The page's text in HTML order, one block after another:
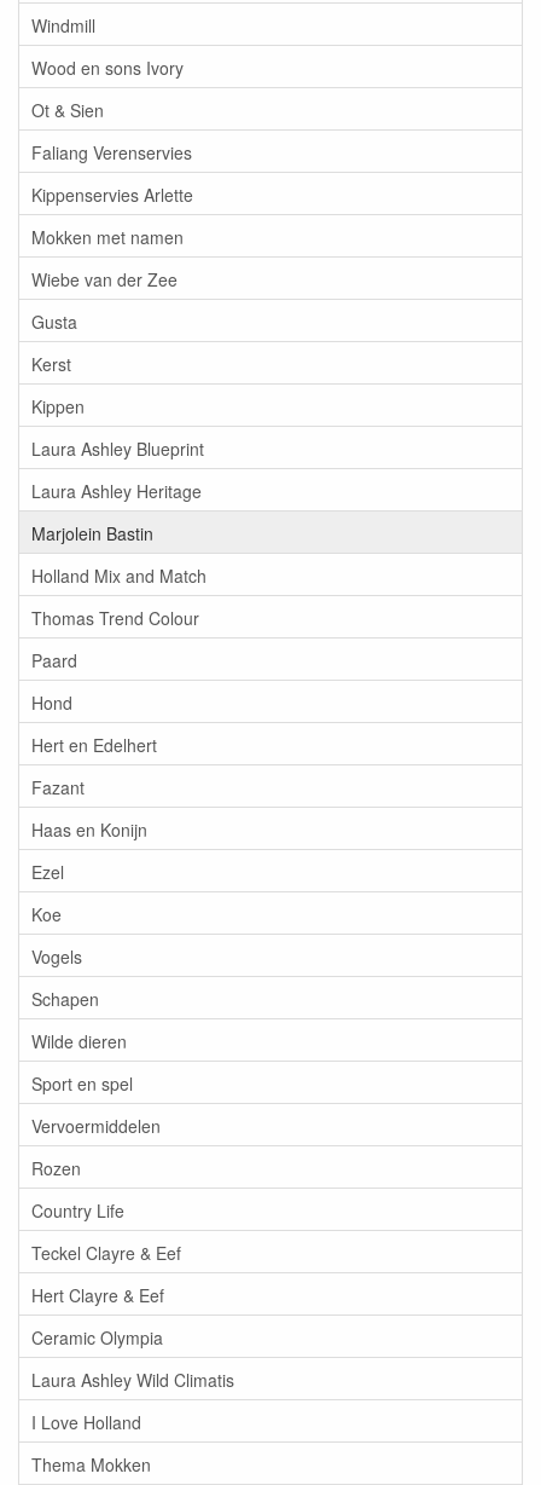
Windmill
Wood en sons Ivory
Ot & Sien
Faliang Verenservies
Kippenservies Arlette
Mokken met namen
Wiebe van der Zee
Gusta
Kerst
Kippen
Laura Ashley Blueprint
Laura Ashley Heritage
Marjolein Bastin
Holland Mix and Match
Thomas Trend Colour
Paard
Hond
Hert en Edelhert
Fazant
Haas en Konijn
Ezel
Koe
Vogels
Schapen
Wilde dieren
Sport en spel
Vervoermiddelen
Rozen
Country Life
Teckel Clayre & Eef
Hert Clayre & Eef
Ceramic Olympia
Laura Ashley Wild Climatis
I Love Holland
Thema Mokken